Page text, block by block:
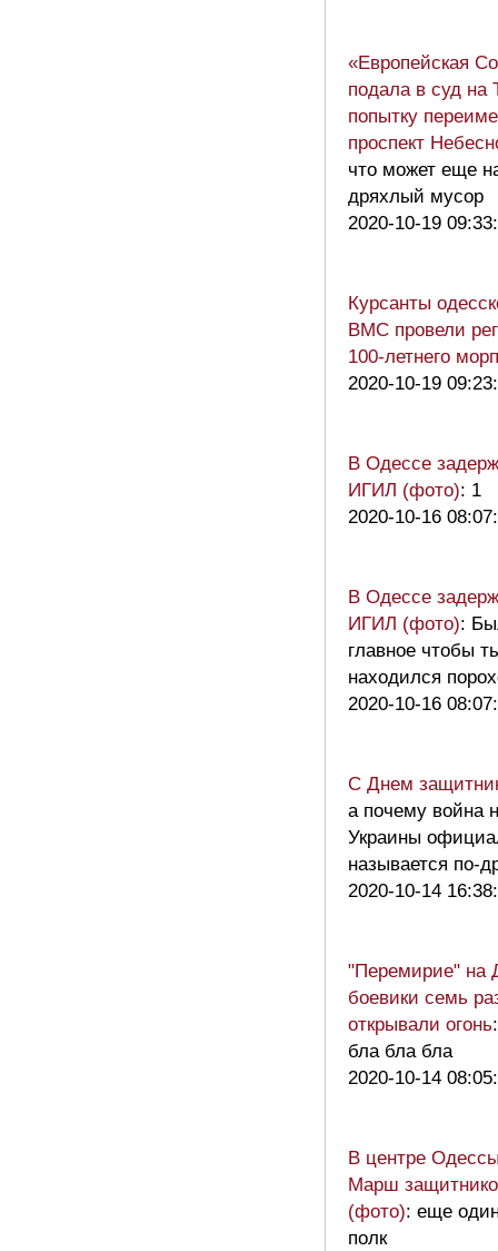
«Европейская
подала в суд на
попытку
проспект
что может еще
дряхлый мусор
2020-10-19
Курсанты
ВМС провели
100-летнего
2020-10-19
В Одессе
ИГИЛ (фото): 1
2020-10-16
В Одессе
ИГИЛ (фото):
главное чтобы
находился
2020-10-16
С Днем
а почему война
Украины
называется по-
2020-10-14
"Перемирие" на
боевики семь
открывали огонь
бла бла бла
2020-10-14
В центре
Марш
(фото): еще
полк